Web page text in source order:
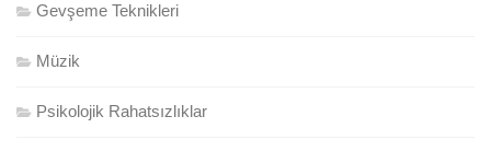
Gevşeme Teknikleri
Müzik
Psikolojik Rahatsızlıklar